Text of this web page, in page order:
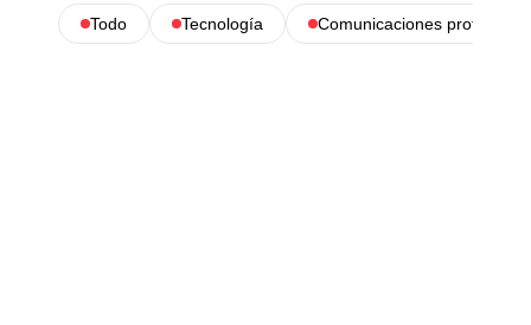
Todo Tecnología Comunicaciones